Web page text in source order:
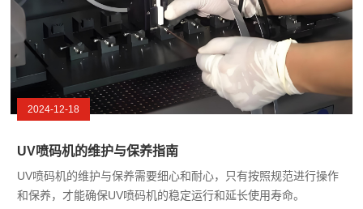
2024-12-18
UV喷码机的维护与保养指南
UV喷码机的维护与保养需要细心和耐心，只有按照规范进行操作
和保养，才能确保UV喷码机的稳定运行和延长使用寿命。